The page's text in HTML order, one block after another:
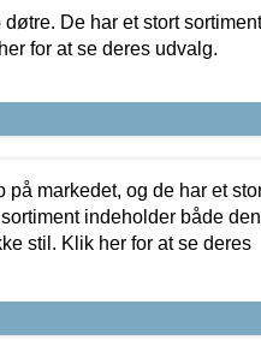
De har et stort
for at se deres udvalg.
markedet, og de har et
indeholder både den
stil. Klik her for at se deres